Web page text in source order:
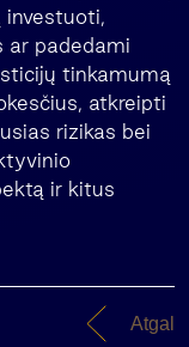
investuoti,
ar padedami
tinkamumą
atkreipti
rizikas bei
ir kitus
Atgal